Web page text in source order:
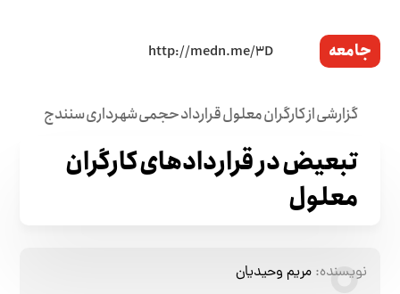
جامعه
گزارشی از کارگران معلول قرارداد حجمی شهرداری سنندج
تبعیض در قراردادهای کارگران
معلول
نویسنده: مریم وحیدیان